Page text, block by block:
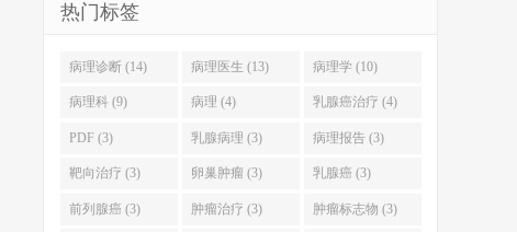
热门标签
病理诊断 (14) 病理医生 (13) 病理学 (10)
病理科 (9) 病理 (4) 乳腺癌治疗 (4)
PDF (3) 乳腺病理 (3) 病理报告 (3)
靶向治疗 (3) 卵巢肿瘤 (3) 乳腺癌 (3)
前列腺癌 (3) 肿瘤治疗 (3) 肿瘤标志物 (3)